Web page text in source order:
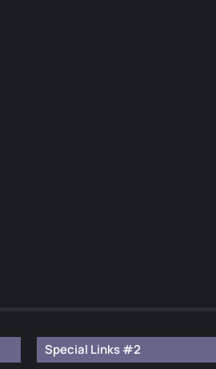
Special Links #2